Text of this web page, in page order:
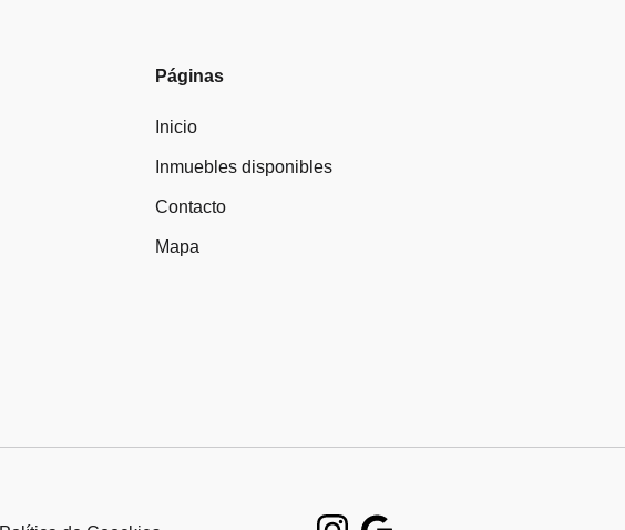
Páginas
Inicio
Inmuebles disponibles
Contacto
Mapa